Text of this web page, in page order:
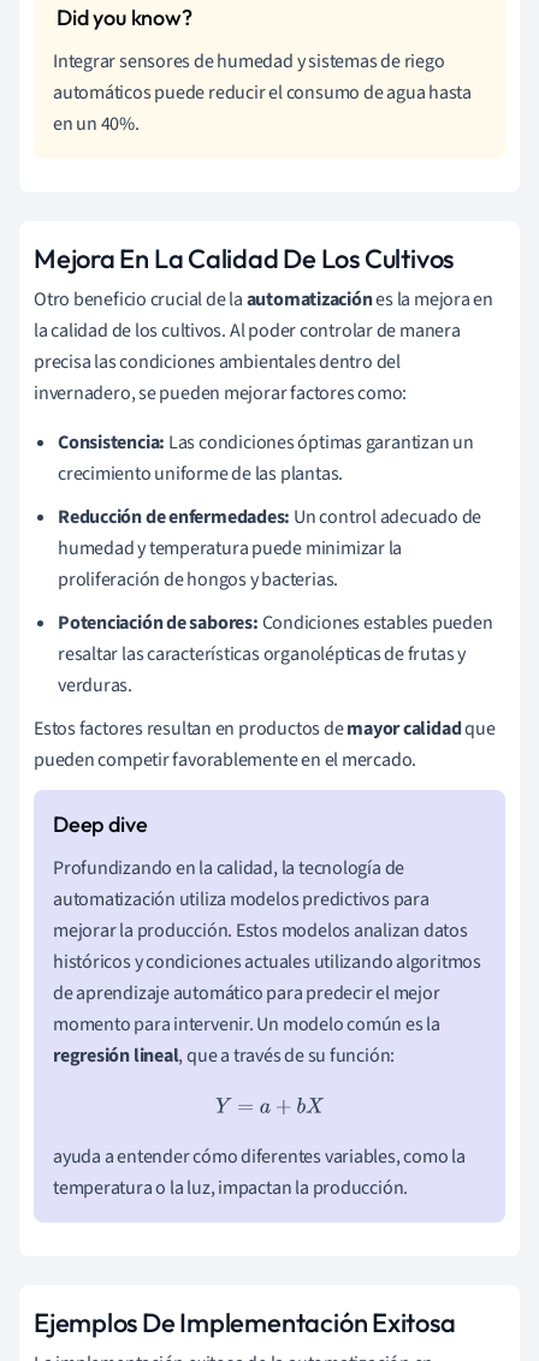
Integrar sensores de humedad y sistemas de riego
automáticos puede reducir el consumo de agua hasta
en un 40%.
Mejora En La Calidad De Los Cultivos
Otro beneficio crucial de laautomatizaciónes la mejora en
la calidad de los cultivos. Al poder controlar de manera
precisa las condiciones ambientales dentro del
invernadero, se pueden mejorar factores como:
Consistencia: Las condiciones óptimas garantizan un
crecimiento uniforme de las plantas.
Reducción de enfermedades: Un control adecuado de
humedad y temperatura puede minimizar la
proliferación de hongos y bacterias.
Potenciación de sabores:Condiciones estables pueden
resaltar las características organolépticas de frutas y
verduras.
Estos factores resultan en productos demayor calidadque
pueden competir favorablemente en el mercado.
Profundizando en la calidad, la tecnología de
automatización utiliza modelos predictivos para
mejorar la producción. Estos modelos analizan datos
históricos y condiciones actuales utilizando algoritmos
de aprendizaje automático para predecir el mejor
momento para intervenir. Un modelo común es la
regresión lineal, que a través de su función:
Y= a+bX
ayuda a entender cómo diferentes variables, como la
temperatura o la luz, impactan la producción.
Ejemplos De Implementación Exitosa